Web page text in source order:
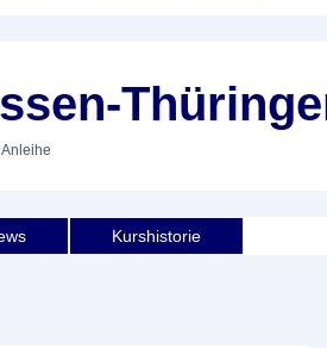
Anleihe
Kurshistorie